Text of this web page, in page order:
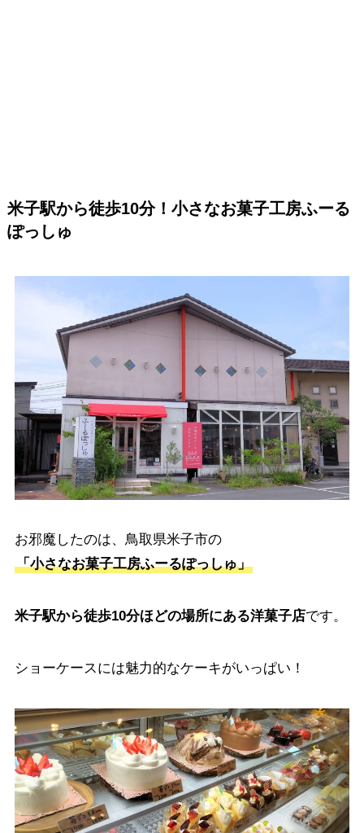
米子駅から徒歩10分！小さなお菓子工房ふーる
ぽっしゅ
お邪魔したのは、鳥取県米子市の
「小さなお菓子工房ふーるぽっしゅ」
米子駅から徒歩10分ほどの場所にある洋菓子店です。
ショーケースには魅力的なケーキがいっぱい！